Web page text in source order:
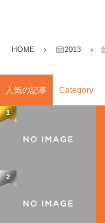
HOME 2013
人気の記事 Category
1
2